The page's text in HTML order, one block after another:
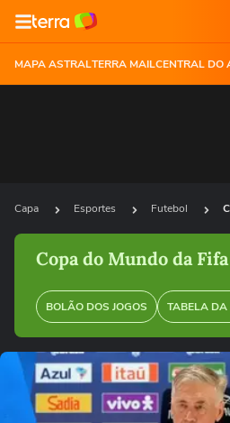
MAPA ASTRALTERRA MAILCENTRAL DO
Capa Esportes Futebol
Copa do Mundo da
BOLÃO DOS JOGOS TABELA DA
Ops!
Não foi possível